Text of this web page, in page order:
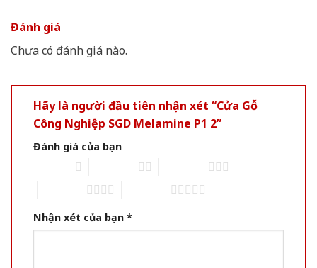
Đánh giá
Chưa có đánh giá nào.
Hãy là người đầu tiên nhận xét “Cửa Gỗ
Công Nghiệp SGD Melamine P1 2”
Đánh giá của bạn
Nhận xét của bạn *